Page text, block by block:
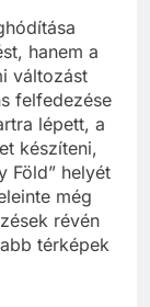
hanem a
változást
felfedezése
lépett, a
készíteni,
Föld” helyét
még
révén
térképek